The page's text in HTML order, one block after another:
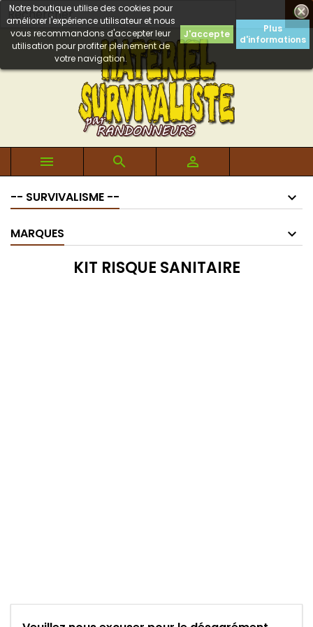

Notre boutique utilise des cookies pour
améliorer l'expérience utilisateur et nous
vous recommandons d'accepter leur
utilisation pour profiter pleinement de
votre navigation.
J'accepte
Plus
d'informations
  
-- SURVIVALISME --
MARQUES
KIT RISQUE SANITAIRE